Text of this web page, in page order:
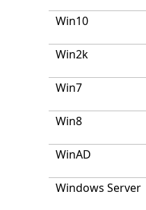
Win10
Win2k
Win7
Win8
WinAD
Windows Server